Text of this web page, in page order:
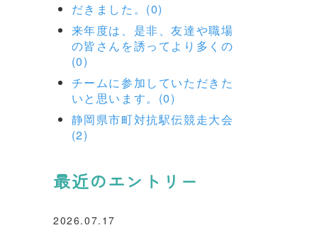
だきました。(0)
来年度は、是非、友達や職場
の皆さんを誘ってより多くの
(0)
チームに参加していただきた
いと思います。(0)
静岡県市町対抗駅伝競走大会
(2)
最近のエントリー
2026.07.17